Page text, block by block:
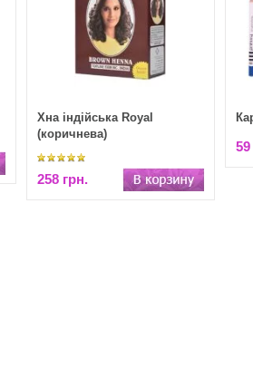
Хна індійська Royal
(коричнева)
258 грн.
59